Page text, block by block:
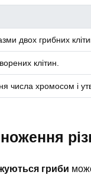
двох грибних
клітин.
числа хромосом і
гриби